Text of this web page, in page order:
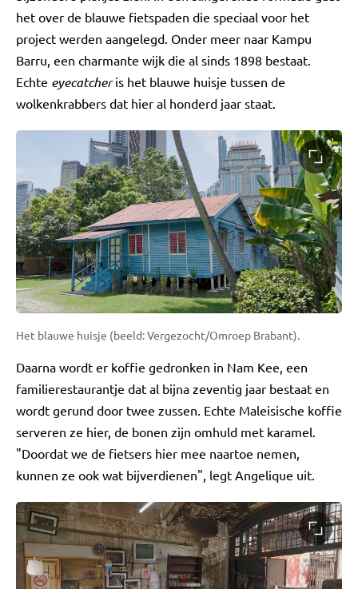
het over de blauwe fietspaden die speciaal voor het
project werden aangelegd. Onder meer naar Kampu
Barru, een charmante wijk die al sinds 1898 bestaat.
Echte eyecatcheris het blauwe huisje tussen de
wolkenkrabbers dat hier al honderd jaar staat.
Het blauwe huisje (beeld: Vergezocht/Omroep Brabant).
Daarna wordt er koffie gedronken in Nam Kee, een
familierestaurantje dat al bijna zeventig jaar bestaat en
wordt gerund door twee zussen. Echte Maleisische koffie
serveren ze hier, de bonen zijn omhuld met karamel.
"Doordat we de fietsers hier mee naartoe nemen,
kunnen ze ook wat bijverdienen", legt Angelique uit.